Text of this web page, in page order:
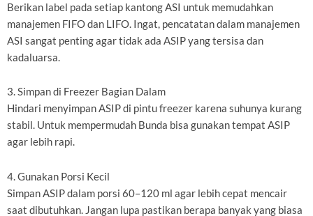
Berikan label pada setiap kantong ASI untuk memudahkan
manajemen FIFO dan LIFO. Ingat, pencatatan dalam manajemen
ASI sangat penting agar tidak ada ASIP yang tersisa dan
kadaluarsa.
3. Simpan di Freezer Bagian Dalam
Hindari menyimpan ASIP di pintu freezer karena suhunya kurang
stabil. Untuk mempermudah Bunda bisa gunakan tempat ASIP
agar lebih rapi.
4. Gunakan Porsi Kecil
Simpan ASIP dalam porsi 60–120 ml agar lebih cepat mencair
saat dibutuhkan. Jangan lupa pastikan berapa banyak yang biasa